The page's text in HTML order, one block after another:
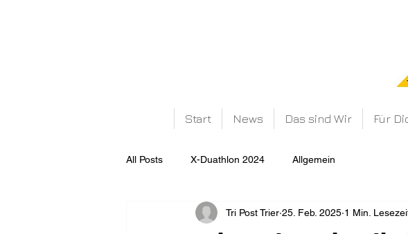
Start News Das sind Wir Für
All Posts X-Duathlon 2024 Allgemein
Tri Post Trier 25. Feb. 2025 1 Min.